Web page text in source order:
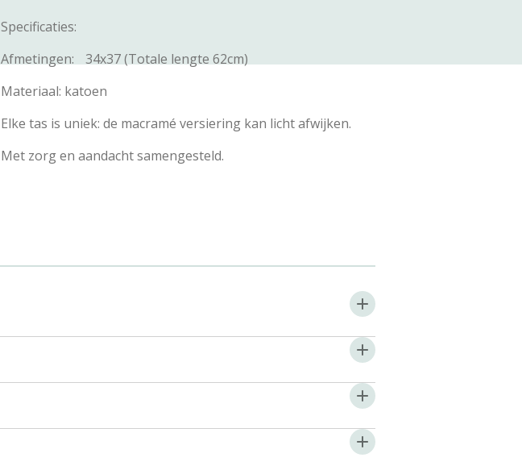
Specificaties:
Afmetingen: 34x37 (Totale lengte 62cm)
Materiaal: katoen
Elke tas is uniek: de macramé versiering kan licht afwijken.
Met zorg en aandacht samengesteld.